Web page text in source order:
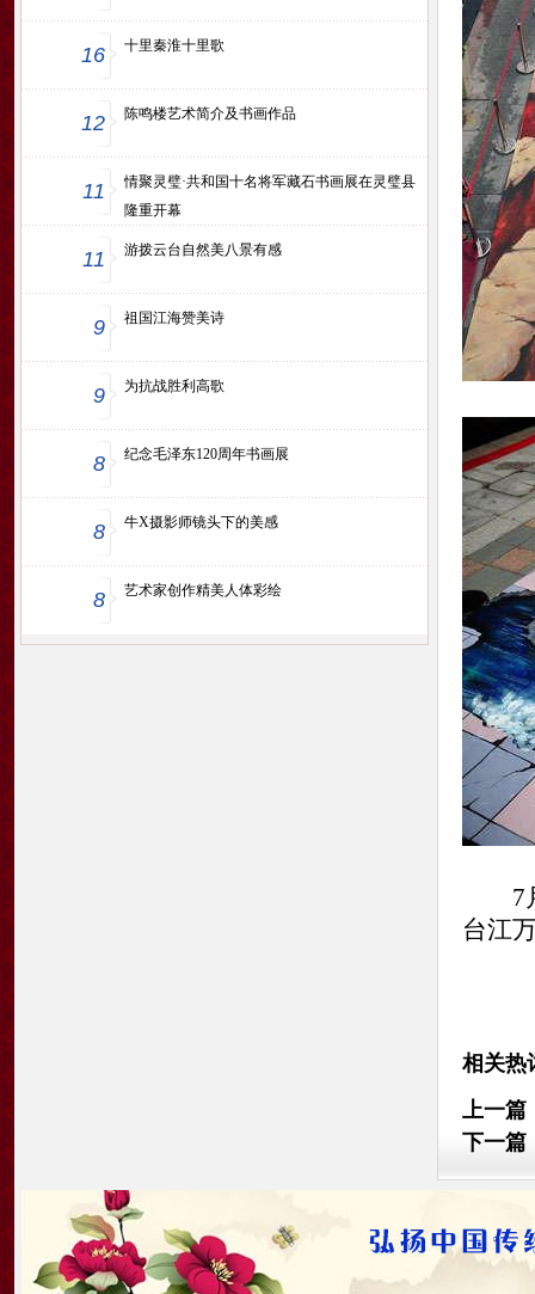
16 十里秦淮十里歌
12 陈鸣楼艺术简介及书画作品
11
情聚灵璧·共和国十名将军藏石书画展在灵璧县
隆重开幕
11 游拨云台自然美八景有感
9 祖国江海赞美诗
9 为抗战胜利高歌
8 纪念毛泽东120周年书画展
8 牛X摄影师镜头下的美感
8 艺术家创作精美人体彩绘
7月
台江
相关热
上一篇
下一篇